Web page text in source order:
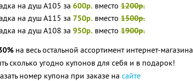
на душ А105 за 600р. вместо 1200р.
на душ А115 за 750р. вместо 1500р.
на душ А108 за 950р. вместо 1900р.
на весь остальной ассортимент интернет-магазина
сколько угодно купонов для себя и в подарок!
номер купона при заказе на сайте